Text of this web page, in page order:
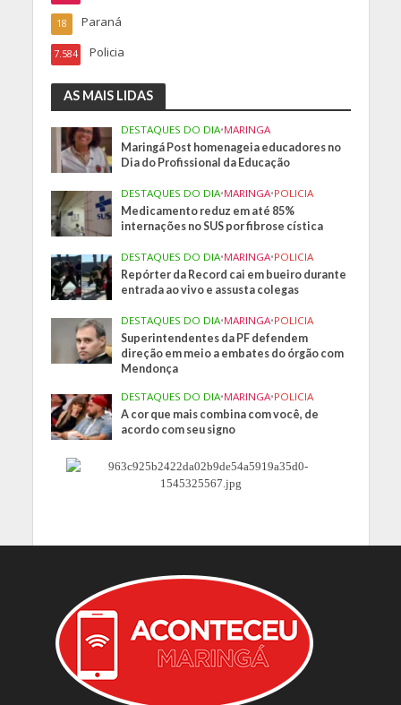
Paraná
18
Policia
7.584
AS MAIS LIDAS
DESTAQUES DO DIA•MARINGA
Maringá Post homenageia educadores no
Dia do Profissional da Educação
DESTAQUES DO DIA•MARINGA•POLICIA
Medicamento reduz em até 85%
internações no SUS por fibrose cística
DESTAQUES DO DIA•MARINGA•POLICIA
Repórter da Record cai em bueiro durante
entrada ao vivo e assusta colegas
DESTAQUES DO DIA•MARINGA•POLICIA
Superintendentes da PF defendem
direção em meio a embates do órgão com
Mendonça
DESTAQUES DO DIA•MARINGA•POLICIA
A cor que mais combina com você, de
acordo com seu signo